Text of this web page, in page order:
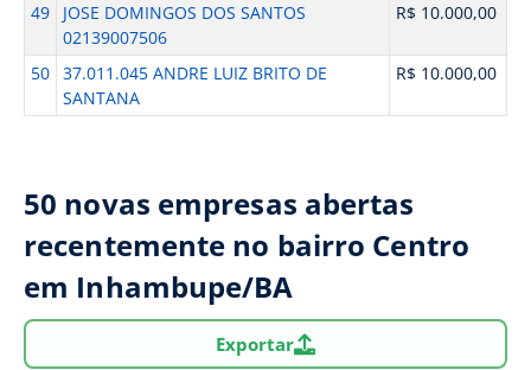
49
JOSE DOMINGOS DOS SANTOS
02139007506
R$ 10.000,00
50 37.011.045 ANDRE LUIZ BRITO DE
SANTANA
R$ 10.000,00
50 novas empresas abertas
recentemente no bairro Centro
em Inhambupe/BA
Exportar